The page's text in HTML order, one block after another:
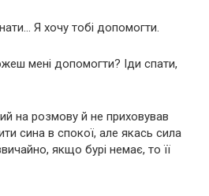
Я хочу тобі допомогти.
мені допомогти? Іди спати,
на розмову й не приховував
сина в спокої, але якась сила
якщо бурі немає, то її